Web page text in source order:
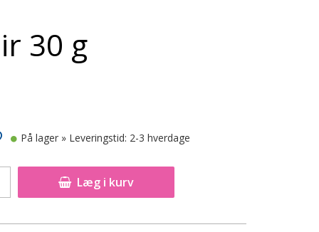
30 g
Læg i kurv
På lager » Leveringstid: 2-3 hverdage